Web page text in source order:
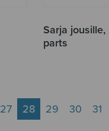
Sarja jousille,
parts
27 28 29 30 31